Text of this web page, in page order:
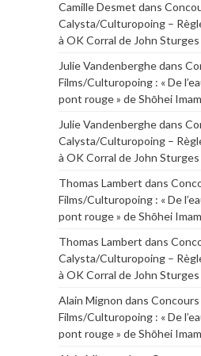
Camille Desmet dans
Calysta/Culturopoing –
à OK Corral de John Sturges
Julie Vandenberghedans
Films/Culturopoing : « De
pont rouge » de Shōhei
Julie Vandenberghedans
Calysta/Culturopoing –
à OK Corral de John Sturges
Thomas Lambert dans
Films/Culturopoing : « De
pont rouge » de Shōhei
Thomas Lambert dans
Calysta/Culturopoing –
à OK Corral de John Sturges
Alain Mignon dans
Films/Culturopoing : « De
pont rouge » de Shōhei